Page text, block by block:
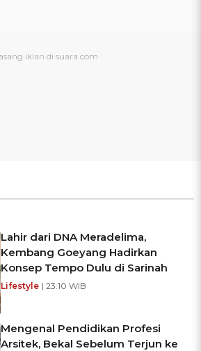
Lahir dari DNA Meradelima,
Kembang Goeyang Hadirkan
Konsep Tempo Dulu di Sarinah
Lifestyle | 23:10 WIB
Mengenal Pendidikan Profesi
Arsitek, Bekal Sebelum Terjun ke